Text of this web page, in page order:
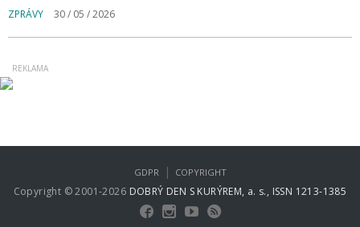
ZPRÁVY 30 / 05 / 2026
Copyright © 2001-2026 DOBRÝ DEN S KURÝREM, a. s., ISSN 1213-1385
GDPR | COPYRIGHT